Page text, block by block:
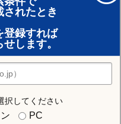
れたとき
登録すれば
します。
択してください
PC
る